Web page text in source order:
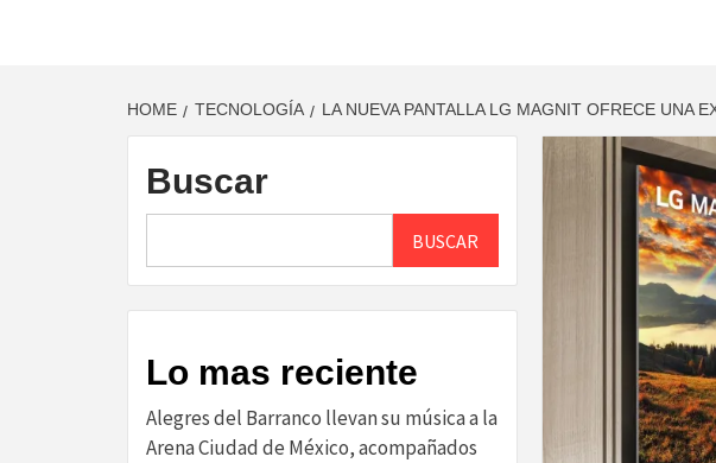
HOME TECNOLOGÍA LA NUEVA PANTALLA LG MAGNIT OFRECE UNA
Buscar
BUSCAR
Lo mas reciente
Alegres del Barranco llevan su música a la
Arena Ciudad de México, acompañados